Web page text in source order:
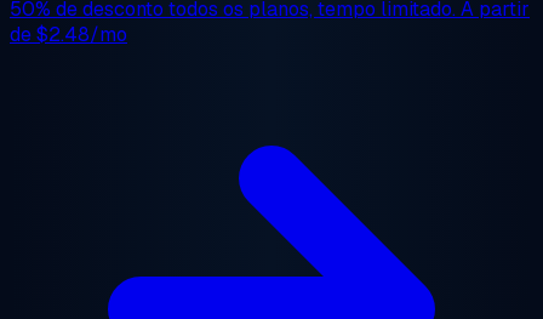
50% de desconto todos os planos, tempo limitado. A partir
de$2.48/mo